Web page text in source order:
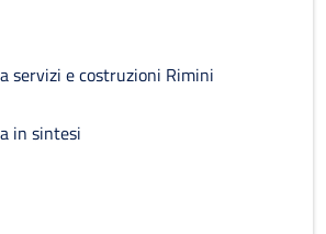
servizi e costruzioni Rimini
in sintesi